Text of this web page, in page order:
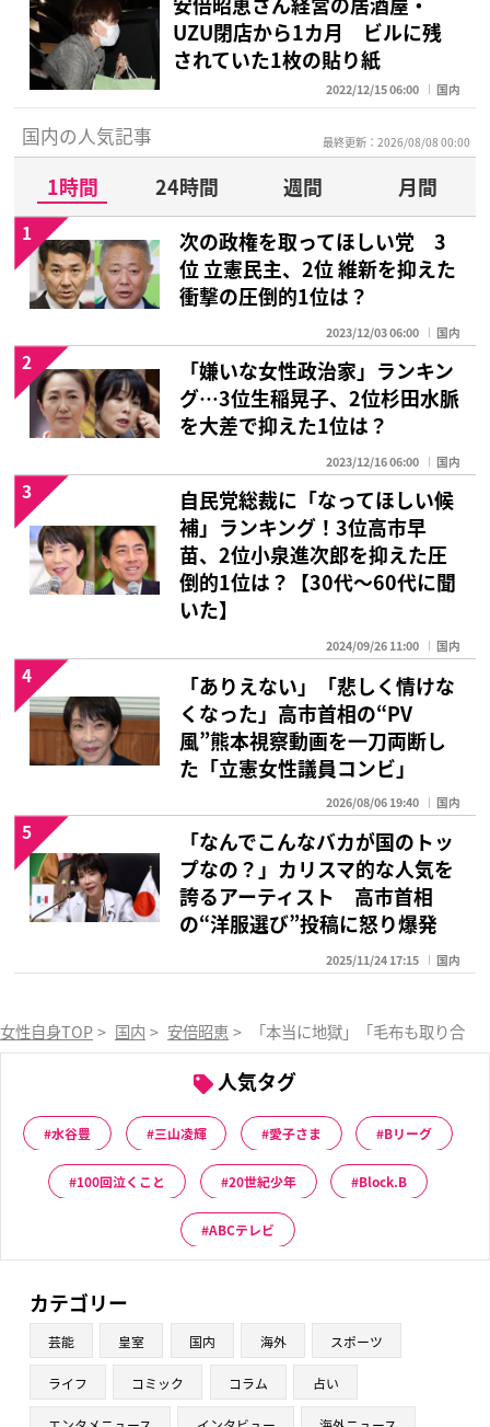
UZU閉店から1カ月 ビルに残
されていた1枚の貼り紙
2022/12/15 06:00 国内
国内の人気記事 最終更新：2026/08/08 00:00
1時間 24時間 週間
月間
次の政権を取ってほしい党 3
位 立憲民主、2位 維新を抑えた
衝撃の圧倒的1位は？
2023/12/03 06:00 国内
1
「嫌いな女性政治家」ランキン
グ…3位生稲晃子、2位杉田水脈
を大差で抑えた1位は？
2023/12/16 06:00 国内
2
自民党総裁に「なってほしい候
補」ランキング！3位高市早
苗、2位小泉進次郎を抑えた圧
倒的1位は？【30代〜60代に聞
いた】
2024/09/26 11:00 国内
3
「ありえない」「悲しく情けな
くなった」高市首相の“PV
風”熊本視察動画を一刀両断し
た「立憲女性議員コンビ」
2026/08/06 19:40 国内
4
「なんでこんなバカが国のトッ
プなの？」カリスマ的な人気を
誇るアーティスト 高市首相
の“洋服選び”投稿に怒り爆発
2025/11/24 17:15 国内
5
女性自身TOP > 国内 > 安倍昭恵 > 「本当に地獄」「毛布も取り合
人気タグ
水谷豊 三山凌輝 愛子さま Bリーグ
100回泣くこと 20世紀少年 Block.B
ABCテレビ
カテゴリー
芸能 皇室 国内 海外 スポーツ
ライフ コミック コラム 占い